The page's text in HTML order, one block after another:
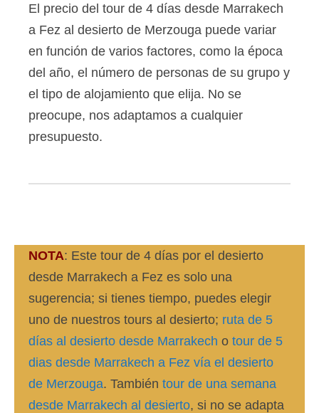
El precio del tour de 4 días desde Marrakech
a Fez al desierto de Merzouga puede variar
en función de varios factores, como la época
del año, el número de personas de su grupo y
el tipo de alojamiento que elija. No se
preocupe, nos adaptamos a cualquier
presupuesto.
NOTA: Este tour de 4 días por el desierto
desde Marrakech a Fez es solo una
sugerencia; si tienes tiempo, puedes elegir
uno de nuestros tours al desierto; ruta de 5
días al desierto desde Marrakech o tour de 5
dias desde Marrakech a Fez vía el desierto
de Merzouga. También tour de una semana
desde Marrakech al desierto, si no se adapta